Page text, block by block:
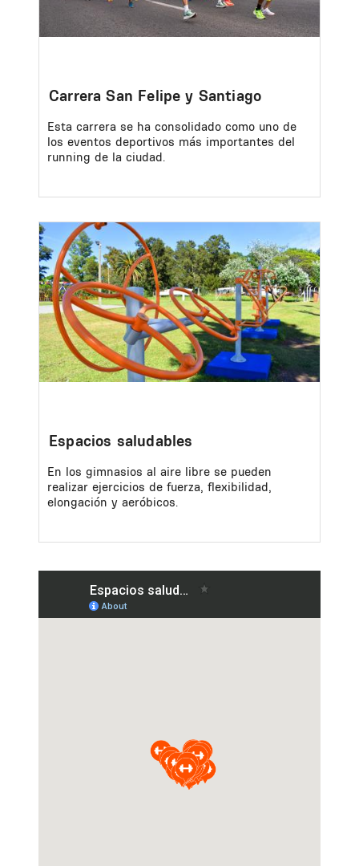
Carrera San Felipe y Santiago
Esta carrera se ha consolidado como uno de
los eventos deportivos más importantes del
running de la ciudad.
Image
Espacios saludables
En los gimnasios al aire libre se pueden
realizar ejercicios de fuerza, flexibilidad,
elongación y aeróbicos.